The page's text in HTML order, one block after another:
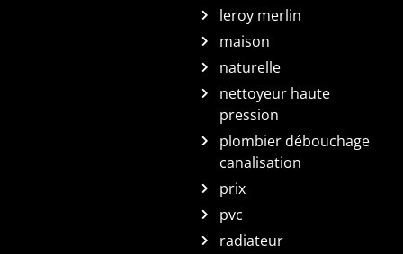
leroy merlin
maison
naturelle
nettoyeur haute
pression
plombier débouchage
canalisation
prix
pvc
radiateur